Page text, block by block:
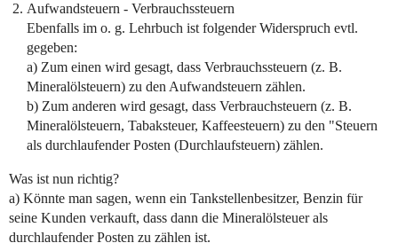
Aufwandsteuern - Verbrauchssteuern
Ebenfalls im o. g. Lehrbuch ist folgender Widerspruch evtl.
gegeben:
a) Zum einen wird gesagt, dass Verbrauchssteuern (z. B.
Mineralölsteuern) zu den Aufwandsteuern zählen.
b) Zum anderen wird gesagt, dass Verbrauchsteuern (z. B.
Mineralölsteuern, Tabaksteuer, Kaffeesteuern) zu den "Steuern
als durchlaufender Posten (Durchlaufsteuern) zählen.
Was ist nun richtig?
a) Könnte man sagen, wenn ein Tankstellenbesitzer, Benzin für
seine Kunden verkauft, dass dann die Mineralölsteuer als
durchlaufender Posten zu zählen ist.